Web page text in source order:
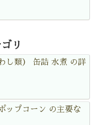
リ
し類） 缶詰 水煮 の詳
ップコーン の主要な